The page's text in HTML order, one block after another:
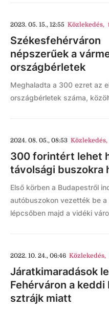
2023. 05. 15., 12:55 Közlekedés,
Székesfehérváron
népszerűek a
országbérletek
Meghaladta a 300 ezret az
országbérletek száma,
2024. 08. 05., 08:53 Közlekedés,
300 forintért lehet
távolsági buszokra
Első körben a Budapestről
autóbuszokon vezették be
lépcsőben majd a vidéki
2022. 10. 24., 06:46 Közlekedés,
Járatkimaradások
Fehérváron a keddi
sztrájk miatt